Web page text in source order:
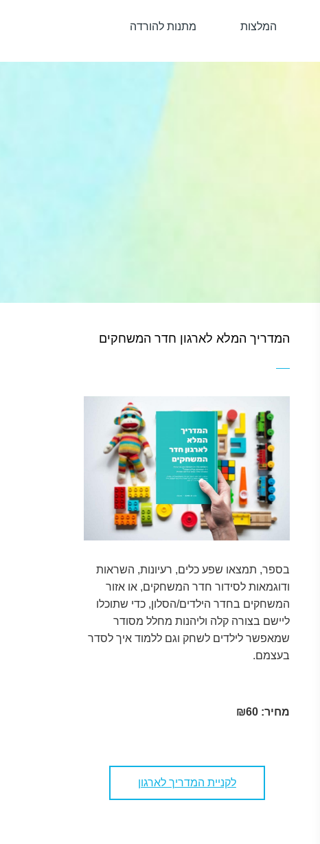
המלצות מתנות להורדה
המדריך המלא לארגון חדר המשחקים
בספר, תמצאו שפע כלים, רעיונות, השראות
ודוגמאות לסידור חדר המשחקים, או אזור
המשחקים בחדר הילדים/הסלון, כדי שתוכלו
ליישם בצורה קלה וליהנות מחלל מסודר
שמאפשר לילדים לשחק וגם ללמוד איך לסדר
בעצמם.
מחיר: ₪60
לקניית המדריך לארגון